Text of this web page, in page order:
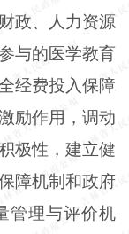
政、人力资源
与的医学教育
经费投入保障
励作用，调动
极性，建立健
障机制和政府
管理与评价机